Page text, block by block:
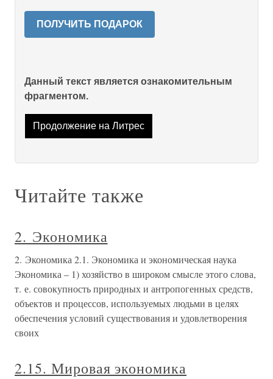
ПОЛУЧИТЬ ПОДАРОК
Данный текст является ознакомительным
фрагментом.
Продолжение на Литрес
Читайте также
2. Экономика
2. Экономика 2.1. Экономика и экономическая наука
Экономика – 1) хозяйство в широком смысле этого слова,
т. е. совокупность природных и антропогенных средств,
объектов и процессов, используемых людьми в целях
обеспечения условий существования и удовлетворения
своих
2.15. Мировая экономика